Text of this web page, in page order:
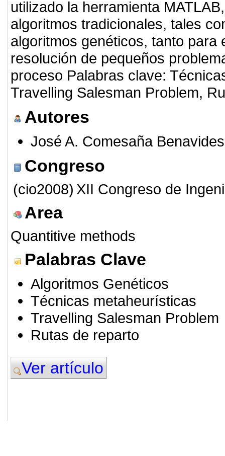
utilizado la herramienta
algoritmos tradicionales, tales
algoritmos genéticos, tanto
resolución de pequeños
proceso Palabras clave:
Travelling Salesman Problem,
Autores
José A. Comesaña Benavides
Congreso
(cio2008) XII Congreso de
Area
Quantitive methods
Palabras Clave
Algoritmos Genéticos
Técnicas metaheurísticas
Travelling Salesman Problem
Rutas de reparto
Ver artículo